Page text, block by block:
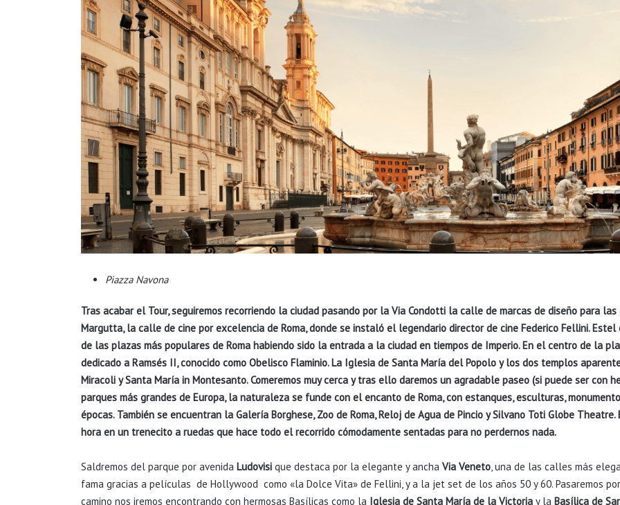
Piazza Navona
Tras acabar el Tour, seguiremos recorriendo la ciudad pasando por la Via Condotti la calle de marcas de diseño para
Margutta,la calle de cine por excelencia de Roma, donde se instaló el legendario director de cine Federico Fellini.Estel
de las plazas más populares de Roma habiendo sido la entrada a la ciudad en tiempos de Imperio. En el centro de la
dedicado a Ramsés II, conocido como Obelisco Flaminio. La Iglesia de Santa María del Popolo y los dos templos
Miracoli y Santa María in Montesanto.Comeremos muy cerca y tras ello daremos un agradable paseo (si puede ser con
parques más grandes de Europa, la naturaleza se funde con el encanto de Roma, con estanques, esculturas,
épocas. También se encuentran la Galería Borghese, Zoo de Roma, Reloj de Agua de Pincio y Silvano Toti Globe Theatre.
hora en un trenecito a ruedas que hace todo el recorrido cómodamente sentadas para no perdernos nada.
Saldremos del parque por avenida Ludovisi que destaca por la elegante y ancha Via Veneto , una de las calles más
fama gracias a películas de Hollywood como «la Dolce Vita» de Fellini, y a la jet set de los años 50 y 60. Pasaremos
camino nos iremos encontrando con hermosas Basílicas como la Iglesia de Santa María de la Victoria y la Basílica de